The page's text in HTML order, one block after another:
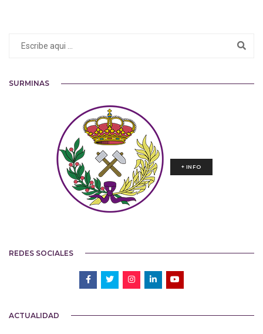
SURMINAS
+ INFO
REDES SOCIALES
ACTUALIDAD